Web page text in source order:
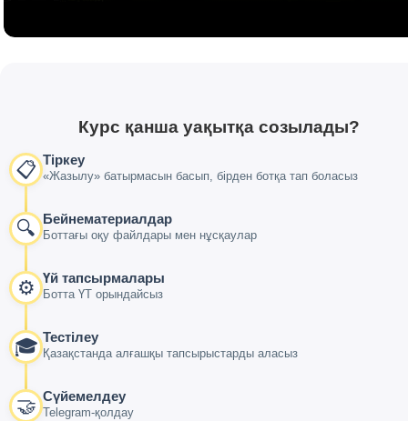
Курс қанша уақытқа созылады?
📋 Тіркеу
«Жазылу» батырмасын басып, бірден ботқа тап боласыз
🔍 Бейнематериалдар
Боттағы оқу файлдары мен нұсқаулар
⚙️ Үй тапсырмалары
Ботта ҮТ орындайсыз
🎓 Тестілеу
Қазақстанда алғашқы тапсырыстарды аласыз
🤝 Сүйемелдеу
Telegram-қолдау